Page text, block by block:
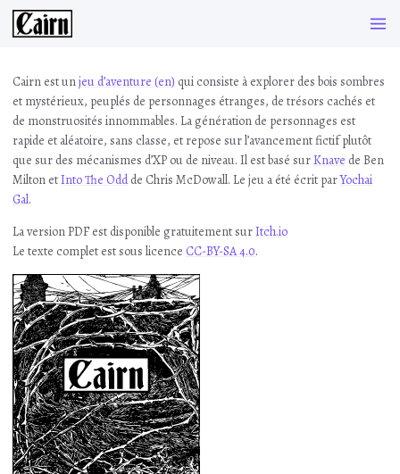
Cairn est unjeu d’aventure (en) qui consiste à explorer des bois sombres
et mystérieux, peuplés de personnages étranges, de trésors cachés et
de monstruosités innommables. La génération de personnages est
rapide et aléatoire, sans classe, et repose sur l’avancement fictif plutôt
que sur des mécanismes d’XP ou de niveau. Il est basé surKnave de Ben
Milton etInto The Oddde Chris McDowall. Le jeu a été écrit parYochai
Gal.
La version PDF est disponible gratuitement surItch.io
Le texte complet est sous licence CC-BY-SA 4.0.